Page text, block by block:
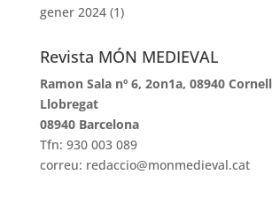
gener 2024(1)
Revista MÓN MEDIEVAL
Ramon Sala nº 6, 2on1a, 08940
Llobregat
08940 Barcelona
Tfn: 930 003 089
correu: redaccio@monmedieval.cat